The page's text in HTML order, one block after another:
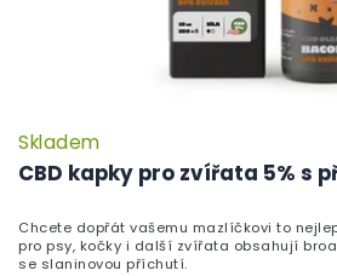
CBD kapky pro zvířata 5% s
Skladem
Chcete dopřát vašemu mazlíčkovi to
pro psy, kočky i další zvířata obsahují
se slaninovou příchutí.